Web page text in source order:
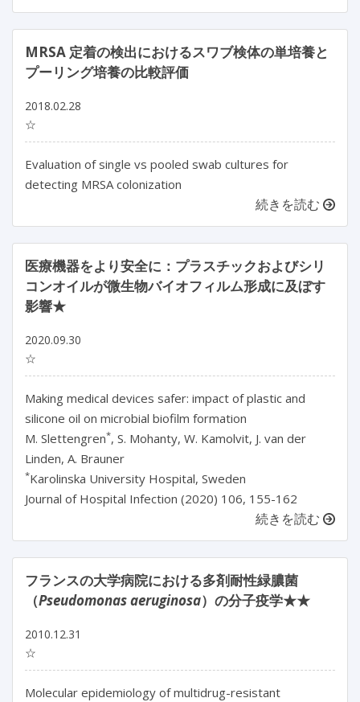
MRSA 定着の検出におけるスワブ検体の単培養と
プーリング培養の比較評価
2018.02.28
☆
Evaluation of single vs pooled swab cultures for
detecting MRSA colonization
続きを読む
医療機器をより安全に：プラスチックおよびシリ
コンオイルが微生物バイオフィルム形成に及ぼす
影響★
2020.09.30
☆
Making medical devices safer: impact of plastic and
silicone oil on microbial biofilm formation
M. Slettengren*, S. Mohanty, W. Kamolvit, J. van der
Linden, A. Brauner
*Karolinska University Hospital, Sweden
Journal of Hospital Infection (2020) 106, 155-162
続きを読む
フランスの大学病院における多剤耐性緑膿菌
（Pseudomonas aeruginosa）の分子疫学★★
2010.12.31
☆
Molecular epidemiology of multidrug-resistant